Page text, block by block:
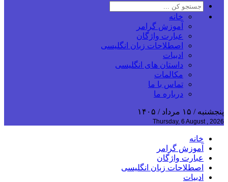
خانه
آموزش گرامر
عبارت واژگان
اصطلاحات زبان انگلیسی
ادبیات
داستان های انگلیسی
مکالمات
تماس با ما
درباره ما
پنجشنبه / ۱۵ مرداد / ۱۴۰۵
Thursday, 6 August , 2026
خانه
آموزش گرامر
عبارت واژگان
اصطلاحات زبان انگلیسی
ادبیات